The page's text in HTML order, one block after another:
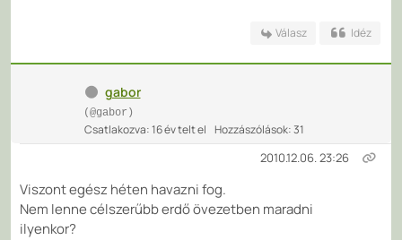
Válasz Idéz
gabor
(@gabor)
Csatlakozva: 16 év telt el Hozzászólások: 31
2010.12.06. 23:26
Viszont egész héten havazni fog.
Nem lenne célszerűbb erdő övezetben maradni
ilyenkor?